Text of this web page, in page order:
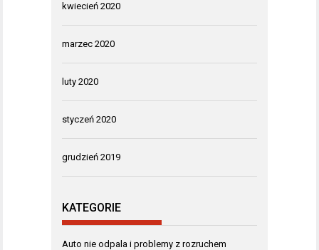
kwiecień 2020
marzec 2020
luty 2020
styczeń 2020
grudzień 2019
KATEGORIE
Auto nie odpala i problemy z rozruchem